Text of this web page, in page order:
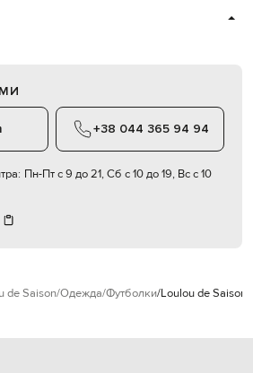
+38 044 365 94 94
Пн-Пт с 9 до 21, Сб с 10 до 19, Вс с 10
de Saison Одежда Футболки Loulou de Saison